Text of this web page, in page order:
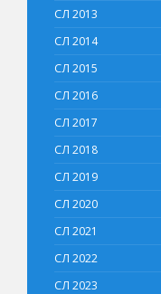
СЛ 2013
СЛ 2014
СЛ 2015
СЛ 2016
СЛ 2017
СЛ 2018
СЛ 2019
СЛ 2020
СЛ 2021
СЛ 2022
СЛ 2023